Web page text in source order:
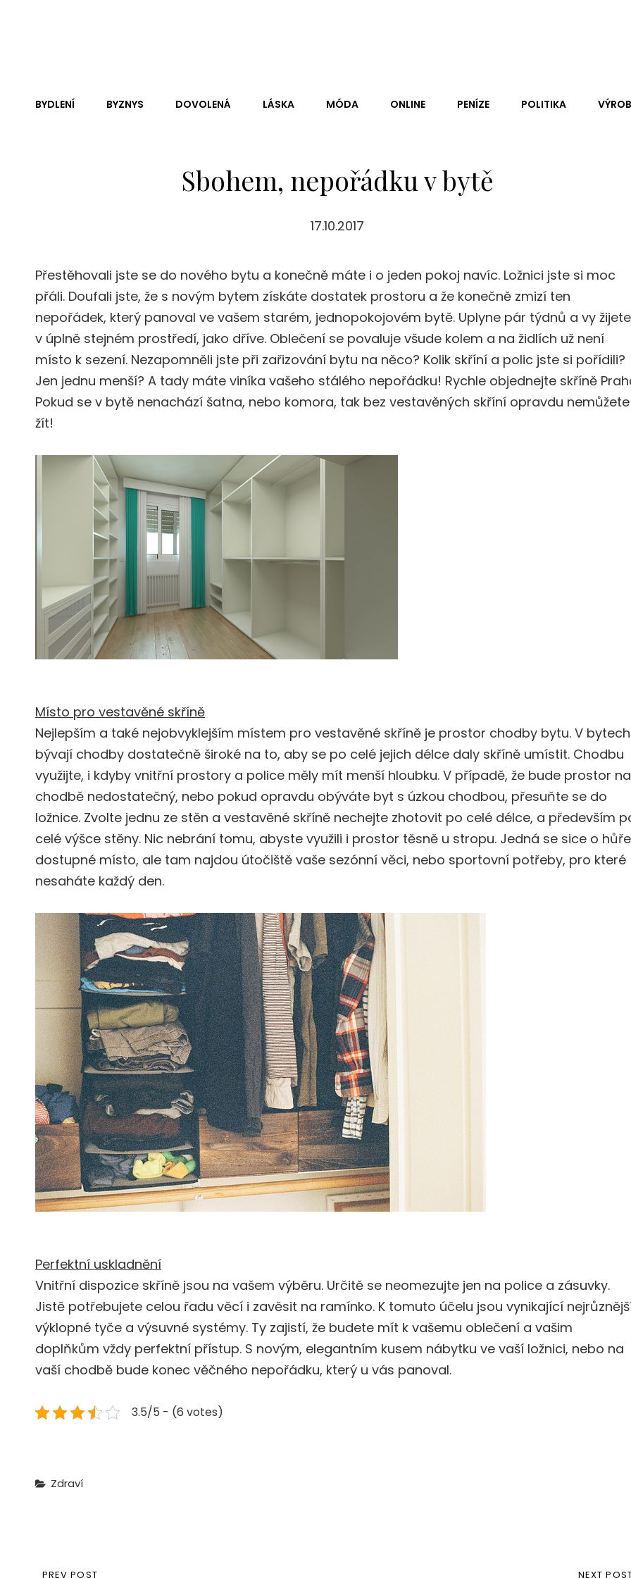
BYDLENÍ BYZNYS DOVOLENÁ LÁSKA MÓDA ONLINE PENÍZE POLITIKA
Sbohem, nepořádku v bytě
17.10.2017
Přestěhovali jste se do nového bytu a konečně máte i o jeden pokoj navíc. Ložnici jste si moc
přáli. Doufali jste, že s novým bytem získáte dostatek prostoru a že konečně zmizí ten
nepořádek, který panoval ve vašem starém, jednopokojovém bytě. Uplyne pár týdnů a vy žijete
v úplně stejném prostředí, jako dříve. Oblečení se povaluje všude kolem a na židlích už není
místo k sezení. Nezapomněli jste při zařizování bytu na něco? Kolik skříní a polic jste si pořídili?
Jen jednu menší? A tady máte viníka vašeho stálého nepořádku! Rychle objednejte skříně
Pokud se v bytě nenachází šatna, nebo komora, tak bez vestavěných skříní opravdu nemůžete
žít!
Místo pro vestavěné skříně
Nejlepším a také nejobvyklejším místem pro vestavěné skříně je prostor chodby bytu. V bytech
bývají chodby dostatečně široké na to, aby se po celé jejich délce daly skříně umístit. Chodbu
využijte, i kdyby vnitřní prostory a police měly mít menší hloubku. V případě, že bude prostor na
chodbě nedostatečný, nebo pokud opravdu obýváte byt s úzkou chodbou, přesuňte se do
ložnice. Zvolte jednu ze stěn a vestavěné skříně nechejte zhotovit po celé délce, a především
celé výšce stěny. Nic nebrání tomu, abyste využili i prostor těsně u stropu. Jedná se sice o hůře
dostupné místo, ale tam najdou útočiště vaše sezónní věci, nebo sportovní potřeby, pro které
nesaháte každý den.
Perfektní uskladnění
Vnitřní dispozice skříně jsou na vašem výběru. Určitě se neomezujte jen na police a zásuvky.
Jistě potřebujete celou řadu věcí i zavěsit na ramínko. K tomuto účelu jsou vynikající
výklopné tyče a výsuvné systémy. Ty zajistí, že budete mít k vašemu oblečení a vašim
doplňkům vždy perfektní přístup. S novým, elegantním kusem nábytku ve vaší ložnici, nebo na
vaší chodbě bude konec věčného nepořádku, který u vás panoval.
3.5/5 - (6 votes)
Categories
Zdraví
Navigace
PREV POST NEXT